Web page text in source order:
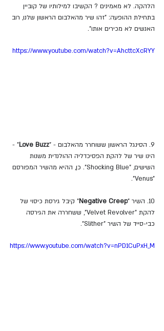
הלהקה. לא מאמינים ? הקשיבו למילותיו של קוביין
בתחילת ההופעה: "זהו שיר מהאלבום הראשון שלנו, רוב
האנשים לא מכירים אותו".
https://www.youtube.com/watch?v=AhcttcXcRYY
9. הסינגל הראשון ששוחרר מהאלבום - " Love Buzz
" -
הינו שיר של להקת הפסיכדליה ההולנדית משנות
השישים, "Shocking Blue". כן, ההיא מהשיר המפורסם
"Venus".
10. השיר " Negative Creep" קיבל גירסת כיסוי של
להקת "Velvet Revolver", ששחררה את הגירסה
כבי-סייד של השיר "Slither".
https://www.youtube.com/watch?v=nPD1CuPxH_M